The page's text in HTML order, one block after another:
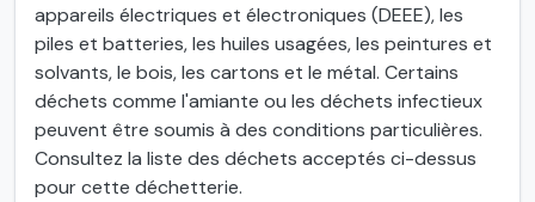
appareils électriques et électroniques (DEEE), les
piles et batteries, les huiles usagées, les peintures et
solvants, le bois, les cartons et le métal. Certains
déchets comme l'amiante ou les déchets infectieux
peuvent être soumis à des conditions particulières.
Consultez la liste des déchets acceptés ci-dessus
pour cette déchetterie.